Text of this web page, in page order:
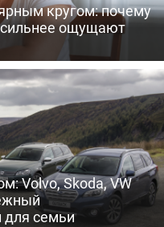
кругом: почему
ощущают
Volvo, Skoda, VW
для семьи